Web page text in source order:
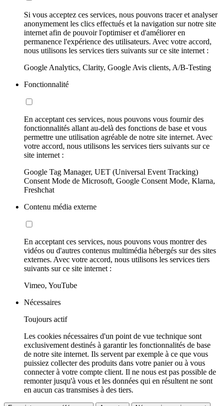
Si vous acceptez ces services, nous pouvons tracer et analyser
anonymement les clics effectués et la navigation sur notre site
internet afin de pouvoir l'optimiser et d'améliorer en
permanence l'expérience des utilisateurs. Avec votre accord,
nous utilisons les services tiers suivants sur ce site internet :
Google Analytics, Clarity, Google Avis clients, A/B-Testing
Fonctionnalité
En acceptant ces services, nous pouvons vous fournir des
fonctionnalités allant au-delà des fonctions de base et vous
permettre une utilisation agréable de notre site internet. Avec
votre accord, nous utilisons les services tiers suivants sur ce
site internet :
Google Tag Manager, UET (Universal Event Tracking)
Consent Mode de Microsoft, Google Consent Mode, Klarna,
Freshchat
Contenu média externe
En acceptant ces services, nous pouvons vous montrer des
vidéos ou d'autres contenus multimédia hébergés sur des sites
externes. Avec votre accord, nous utilisons les services tiers
suivants sur ce site internet :
Vimeo, YouTube
Nécessaires
Toujours actif
Les cookies nécessaires d'un point de vue technique sont
exclusivement destinés à garantir les fonctionnalités de base
de notre site internet. Ils servent par exemple à ce que vous
puissiez collecter des produits dans votre panier ou à vous
connecter à votre compte client. Il ne nous est pas possible de
remonter jusqu'à vous et les données qui en résultent ne sont
en aucun cas transmises à des tiers.